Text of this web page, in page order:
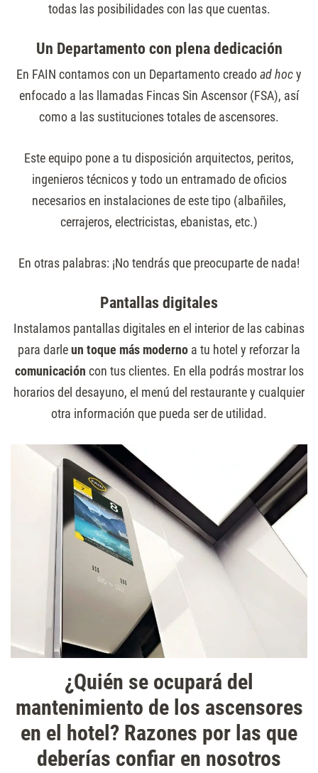
todas las posibilidades con las que cuentas.
Un Departamento con plena dedicación
En FAIN contamos con un Departamento creadoad hocy
enfocado a las llamadas Fincas Sin Ascensor (FSA), así
como a las sustituciones totales de ascensores.
Este equipo pone a tu disposición arquitectos, peritos,
ingenieros técnicos y todo un entramado de oficios
necesarios en instalaciones de este tipo (albañiles,
cerrajeros, electricistas, ebanistas, etc.)
En otras palabras: ¡No tendrás que preocuparte de nada!
Pantallas digitales
Instalamos pantallas digitales en el interior de las cabinas
para darleun toque más moderno a tu hotel y reforzar la
comunicación con tus clientes. En ella podrás mostrar los
horarios del desayuno, el menú del restaurante y cualquier
otra información que pueda ser de utilidad.
¿Quién se ocupará del
mantenimiento de los ascensores
en el hotel? Razones por las que
deberías confiar en nosotros